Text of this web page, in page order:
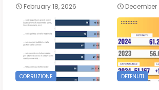
February 18, 2026 December
CORRUZIONE DETENUTI